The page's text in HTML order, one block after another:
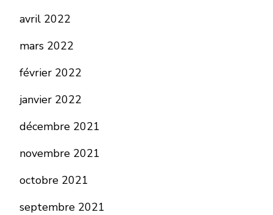
avril 2022
mars 2022
février 2022
janvier 2022
décembre 2021
novembre 2021
octobre 2021
septembre 2021